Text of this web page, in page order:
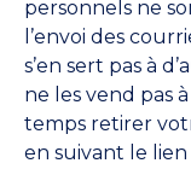
personnels ne
l’envoi des
s’en sert pas à
ne les vend pas
temps retirer
en suivant le